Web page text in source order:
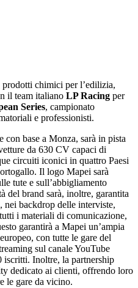
chimici per l’edilizia,
il team italiano LP Racing per
Series, campionato
e professionisti.
base a Monza, sarà in pista
da 630 CV capaci di
circuiti iconici in quattro Paesi
Il logo Mapei sarà
tute e sull’abbigliamento
brand sarà, inoltre, garantita
backdrop delle interviste,
i materiali di comunicazione,
garantirà a Mapei un’ampia
con tutte le gare del
sul canale YouTube
Inoltre, la partnership
dedicato ai clienti, offrendo loro
le gare da vicino.